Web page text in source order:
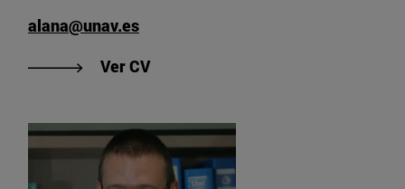
alana@unav.es
Ver CV"Ver CV de Gil Alaña, Luis Albériko"